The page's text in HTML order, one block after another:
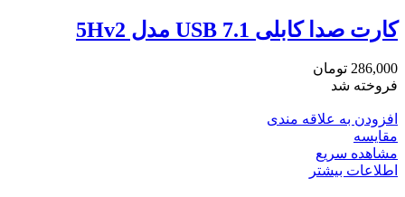
کارت صدا کابلی USB 7.1 مدل 5Hv2
286,000 تومان
فروخته شد
افزودن به علاقه مندی
مقایسه
مشاهده سریع
اطلاعات بیشتر